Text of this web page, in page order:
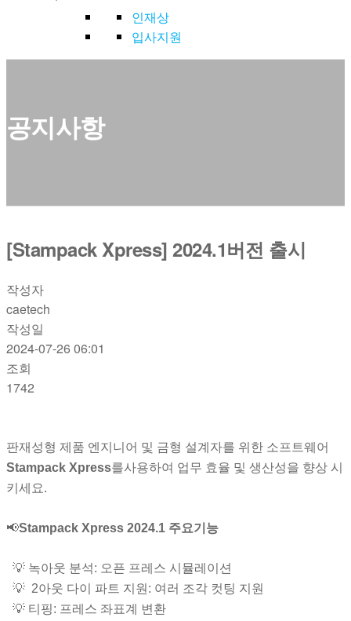
인재상
입사지원
공지사항
[Stampack Xpress] 2024.1버전 출시
작성자
caetech
작성일
2024-07-26 06:01
조회
1742
판재성형 제품 엔지니어 및 금형 설계자를 위한 소프트웨어
Stampack Xpress를사용하여 업무 효율 및 생산성을 향상 시
키세요.
📢Stampack Xpress 2024.1 주요기능
💡 녹아웃 분석: 오픈 프레스 시뮬레이션
💡 2아웃 다이 파트 지원: 여러 조각 컷팅 지원
💡 티핑: 프레스 좌표계 변환